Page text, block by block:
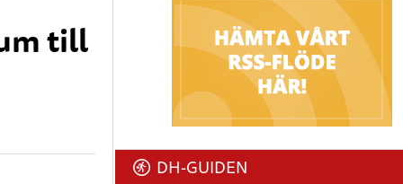
till
DH-GUIDEN